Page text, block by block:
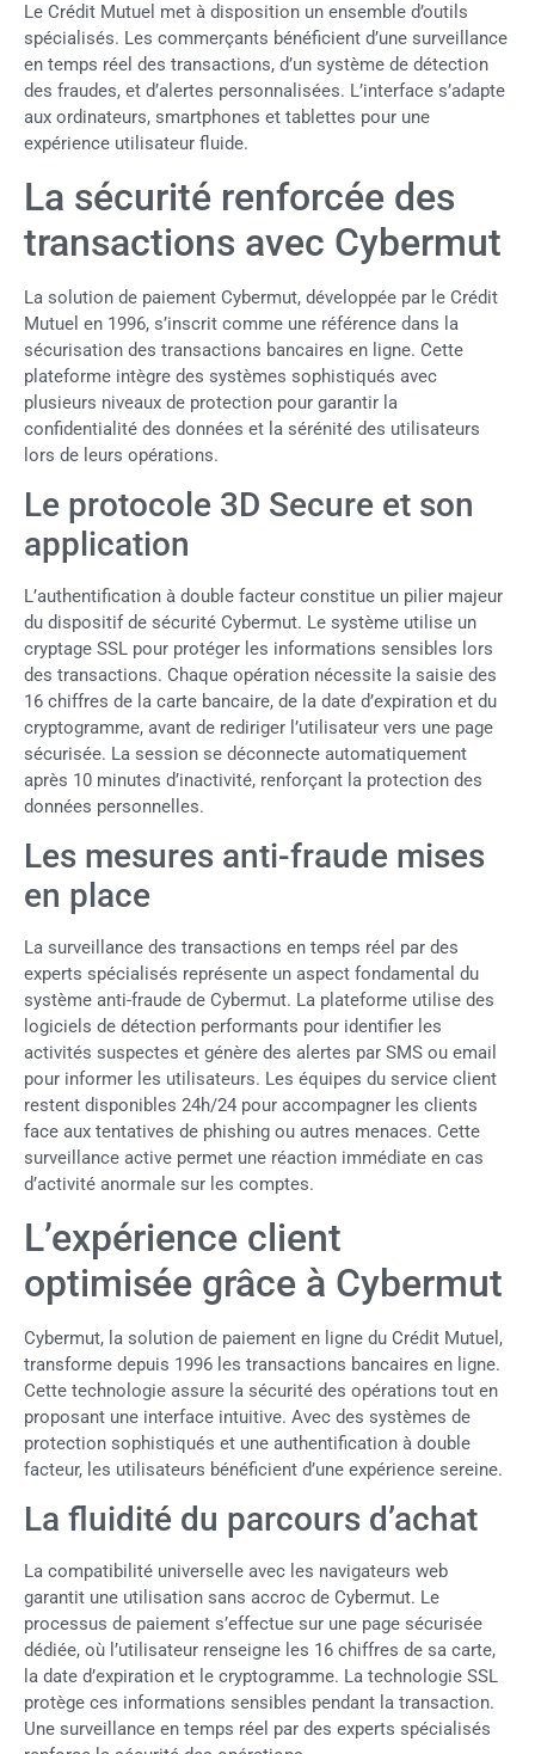
Le Crédit Mutuel met à disposition un ensemble d’outils
spécialisés. Les commerçants bénéficient d’une surveillance
en temps réel des transactions, d’un système de détection
des fraudes, et d’alertes personnalisées. L’interface s’adapte
aux ordinateurs, smartphones et tablettes pour une
expérience utilisateur fluide.
La sécurité renforcée des
transactions avec Cybermut
La solution de paiement Cybermut, développée par le Crédit
Mutuel en 1996, s’inscrit comme une référence dans la
sécurisation des transactions bancaires en ligne. Cette
plateforme intègre des systèmes sophistiqués avec
plusieurs niveaux de protection pour garantir la
confidentialité des données et la sérénité des utilisateurs
lors de leurs opérations.
Le protocole 3D Secure et son
application
L’authentification à double facteur constitue un pilier majeur
du dispositif de sécurité Cybermut. Le système utilise un
cryptage SSL pour protéger les informations sensibles lors
des transactions. Chaque opération nécessite la saisie des
16 chiffres de la carte bancaire, de la date d’expiration et du
cryptogramme, avant de rediriger l’utilisateur vers une page
sécurisée. La session se déconnecte automatiquement
après 10 minutes d’inactivité, renforçant la protection des
données personnelles.
Les mesures anti-fraude mises
en place
La surveillance des transactions en temps réel par des
experts spécialisés représente un aspect fondamental du
système anti-fraude de Cybermut. La plateforme utilise des
logiciels de détection performants pour identifier les
activités suspectes et génère des alertes par SMS ou email
pour informer les utilisateurs. Les équipes du service client
restent disponibles 24h/24 pour accompagner les clients
face aux tentatives de phishing ou autres menaces. Cette
surveillance active permet une réaction immédiate en cas
d’activité anormale sur les comptes.
L’expérience client
optimisée grâce à Cybermut
Cybermut, la solution de paiement en ligne du Crédit Mutuel,
transforme depuis 1996 les transactions bancaires en ligne.
Cette technologie assure la sécurité des opérations tout en
proposant une interface intuitive. Avec des systèmes de
protection sophistiqués et une authentification à double
facteur, les utilisateurs bénéficient d’une expérience sereine.
La fluidité du parcours d’achat
La compatibilité universelle avec les navigateurs web
garantit une utilisation sans accroc de Cybermut. Le
processus de paiement s’effectue sur une page sécurisée
dédiée, où l’utilisateur renseigne les 16 chiffres de sa carte,
la date d’expiration et le cryptogramme. La technologie SSL
protège ces informations sensibles pendant la transaction.
Une surveillance en temps réel par des experts spécialisés